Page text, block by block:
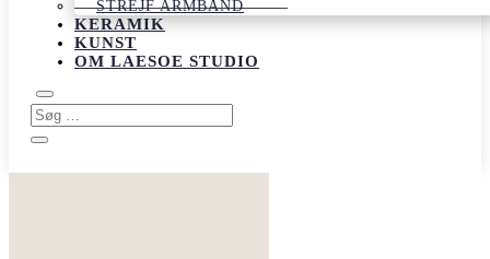
STREJF ARMBÅND
KERAMIK
KUNST
OM LAESOE STUDIO